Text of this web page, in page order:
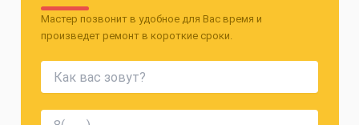
Мастер позвонит в удобное для Вас время и
произведет ремонт в короткие сроки.